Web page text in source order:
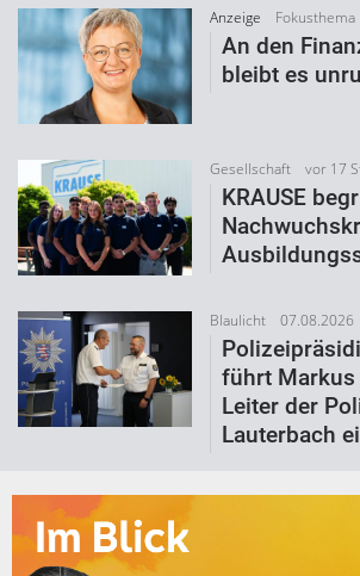
Anzeige Fokusthema
An den
bleibt es
Gesellschaft vor 17
KRAUSE
Blaulicht 07.08.2026
führt Markus
Leiter der
Lauterbach